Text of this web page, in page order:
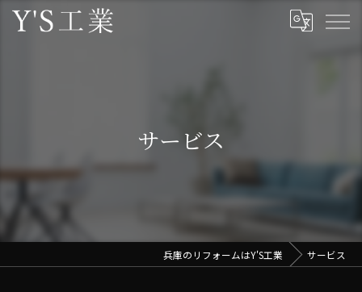
サービス
兵庫のリフォームはY'S工業 サービス